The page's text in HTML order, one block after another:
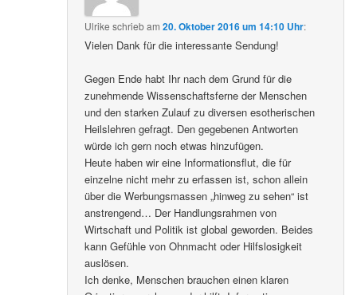
Ulrike schriebam20. Oktober 2016 um 14:10 Uhr:
Vielen Dank für die interessante Sendung!
Gegen Ende habt Ihr nach dem Grund für die
zunehmende Wissenschaftsferne der Menschen
und den starken Zulauf zu diversen esotherischen
Heilslehren gefragt. Den gegebenen Antworten
würde ich gern noch etwas hinzufügen.
Heute haben wir eine Informationsflut, die für
einzelne nicht mehr zu erfassen ist, schon allein
über die Werbungsmassen „hinweg zu sehen“ ist
anstrengend… Der Handlungsrahmen von
Wirtschaft und Politik ist global geworden. Beides
kann Gefühle von Ohnmacht oder Hilfslosigkeit
auslösen.
Ich denke, Menschen brauchen einen klaren